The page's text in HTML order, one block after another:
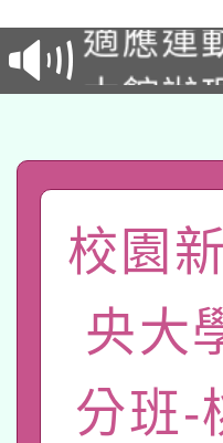
招甄選
招)
適應運
本館
礎課程
A3數位
「數位
pilot」
有關
薪期間
轉知經
業技術
115年8
校園
央大
分班-